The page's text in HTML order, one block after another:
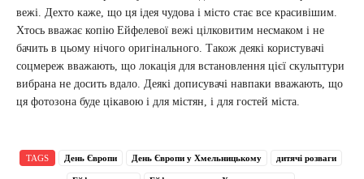
вежі. Дехто каже, що ця ідея чудова і місто стає все красивішим.
Хтось вважає копію Ейфелевої вежі цілковитим несмаком і не
бачить в цьому нічого оригінального. Також деякі користувачі
соцмереж вважають, що локація для встановлення цієї скульптури
вибрана не досить вдало. Деякі дописувачі навпаки вважають, що
ця фотозона буде цікавою і для містян, і для гостей міста.
TAGS День Європи День Європи у Хмельницькому дитячі розваги